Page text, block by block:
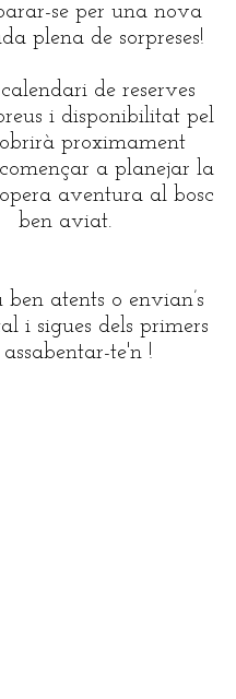
se per una nova
plena de sorpreses!
de reserves
i disponibilitat pel
proximament
a planejar la
aventura al bosc
ben aviat.
ben atents o envian’s
i sigues dels primers
assabentar-te'n !